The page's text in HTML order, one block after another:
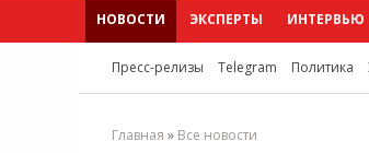
НОВОСТИ ЭКСПЕРТЫ ИНТЕРВЬЮ
Пресс-релизы Telegram Политика
Главная » Все новости